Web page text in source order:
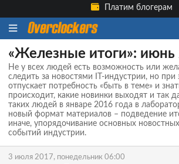
Платим блогерам
«Железные итоги»: июнь
Не у всех людей есть возможность или
следить за новостями IT-индустрии, но
отпускает потребность «быть в теме» и
происходит, какие новинки выходят и так
таких людей в январе 2016 года в
новый формат материалов – подведение
иначе, упорядочивание основных
событий индустрии.
3 июля 2017, понедельник 06:00